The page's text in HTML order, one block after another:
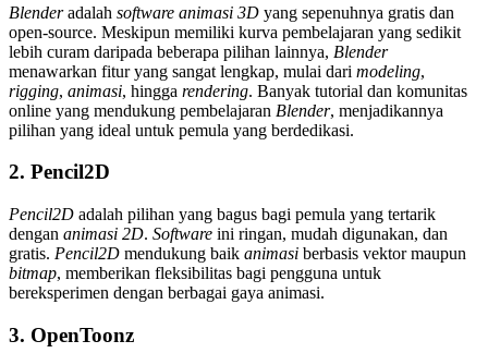
Blenderadalah software animasi 3D yang sepenuhnya gratis dan
open-source. Meskipun memiliki kurva pembelajaran yang sedikit
lebih curam daripada beberapa pilihan lainnya, Blender
menawarkan fitur yang sangat lengkap, mulai dari modeling,
rigging, animasi, hingga rendering. Banyak tutorial dan komunitas
online yang mendukung pembelajaran Blender, menjadikannya
pilihan yang ideal untuk pemula yang berdedikasi.
2. Pencil2D
Pencil2D adalah pilihan yang bagus bagi pemula yang tertarik
dengan animasi 2D. Software ini ringan, mudah digunakan, dan
gratis. Pencil2D mendukung baik animasi berbasis vektor maupun
bitmap, memberikan fleksibilitas bagi pengguna untuk
bereksperimen dengan berbagai gaya animasi.
3. OpenToonz